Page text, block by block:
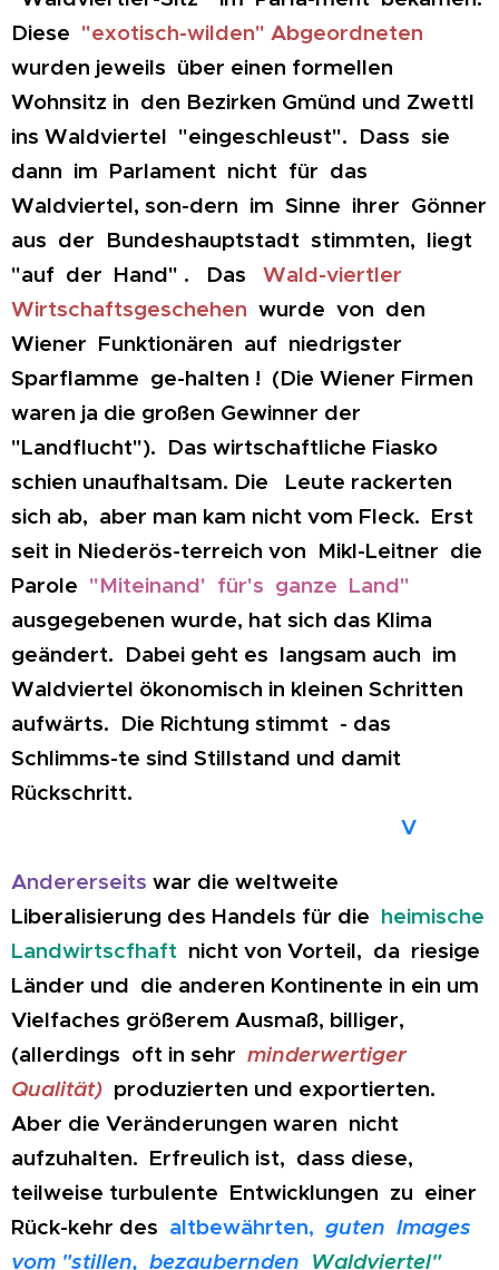
Diese "exotisch-wilden" Abgeordneten
wurden jeweils über einen formellen
Wohnsitz in den Bezirken Gmünd und Zwettl
ins Waldviertel "eingeschleust". Dass sie
dann im Parlament nicht für das
Waldviertel, son-dern im Sinne ihrer Gönner
aus der Bundeshauptstadt stimmten, liegt
"auf der Hand" . Das Wald-viertler
Wirtschaftsgeschehen wurde von den
Wiener Funktionären auf niedrigster
Sparflamme ge-halten ! (Die Wiener Firmen
waren ja die großen Gewinner der
"Landflucht"). Das wirtschaftliche Fiasko
schien unaufhaltsam. Die Leute rackerten
sich ab, aber man kam nicht vom Fleck. Erst
seit in Niederös-terreich von Mikl-Leitner die
Parole "Miteinand' für's ganze Land"
ausgegebenen wurde, hat sich das Klima
geändert. Dabei geht es langsam auch im
Waldviertel ökonomisch in kleinen Schritten
aufwärts. Die Richtung stimmt - das
Schlimms-te sind Stillstand und damit
Rückschritt.
V
Andererseits war die weltweite
Liberalisierung des Handels für die heimische
Landwirtscfhaft nicht von Vorteil, da riesige
Länder und die anderen Kontinente in ein um
Vielfaches größerem Ausmaß, billiger,
(allerdings oft in sehr minderwertiger
Qualität) produzierten und exportierten.
Aber die Veränderungen waren nicht
aufzuhalten. Erfreulich ist, dass diese,
teilweise turbulente Entwicklungen zu einer
Rück-kehr des altbewährten, guten Images
vom "stillen, bezaubernden Waldviertel"